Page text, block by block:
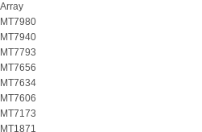
Array
MT7980
MT7940
MT7793
MT7656
MT7634
MT7606
MT7173
MT1871